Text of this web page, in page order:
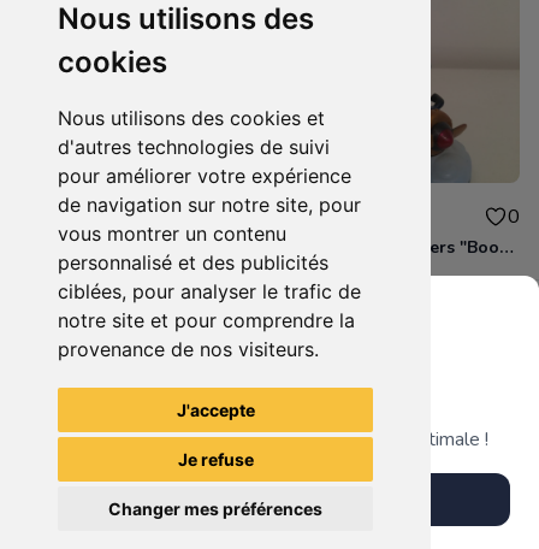
Nous utilisons des
cookies
Nous utilisons des cookies et
d'autres technologies de suivi
pour améliorer votre expérience
de navigation sur notre site, pour
vous montrer un contenu
personnalisé et des publicités
ciblées, pour analyser le trafic de
notre site et pour comprendre la
provenance de nos visiteurs.
J'accepte
Je refuse
Changer mes préférences
6.70€ 0
Figurine Skylanders "Free Ranger - Swap Force"
5.10€ 0
Figurine Skylanders "Boom Jet - Swap Force"
Voir tous les articles du vendeur
Grenier du Geek
Télécharge notre app pour une expérience optimale !
Télécharger l'app